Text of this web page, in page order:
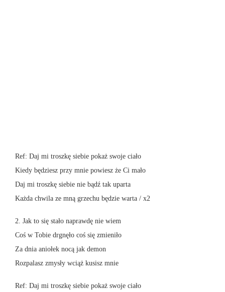
Ref: Daj mi troszkę siebie pokaż swoje ciało
Kiedy będziesz przy mnie powiesz że Ci mało
Daj mi troszkę siebie nie bądź tak uparta
Każda chwila ze mną grzechu będzie warta / x2
2. Jak to się stało naprawdę nie wiem
Coś w Tobie drgnęło coś się zmieniło
Za dnia aniołek nocą jak demon
Rozpalasz zmysły wciąż kusisz mnie
Ref: Daj mi troszkę siebie pokaż swoje ciało